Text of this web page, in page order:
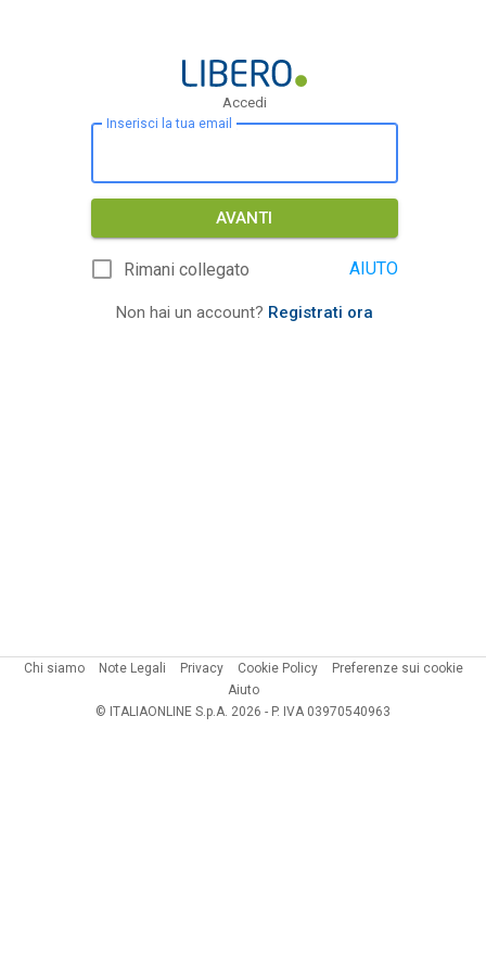
Accedi
Inserisci la tua email
AVANTI
Rimani collegato AIUTO
Non hai un account? Registrati ora
Chi siamo Note Legali Privacy Cookie Policy
Preferenze sui cookie
Aiuto
© ITALIAONLINE S.p.A. 2026 - P. IVA 03970540963